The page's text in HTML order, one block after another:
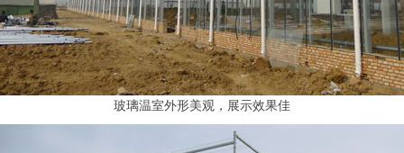
玻璃温室外形美观，展示效果佳